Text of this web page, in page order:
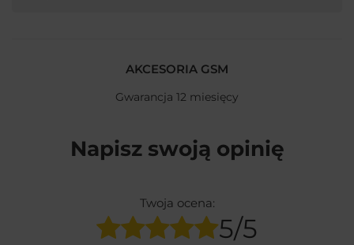
AKCESORIA GSM
Gwarancja 12 miesięcy
Napisz swoją opinię
Twoja ocena:
5/5